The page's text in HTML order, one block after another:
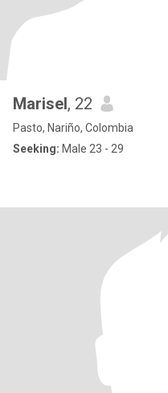
Marisel, 22
Pasto, Nariño, Colombia
Seeking: Male 23 - 29